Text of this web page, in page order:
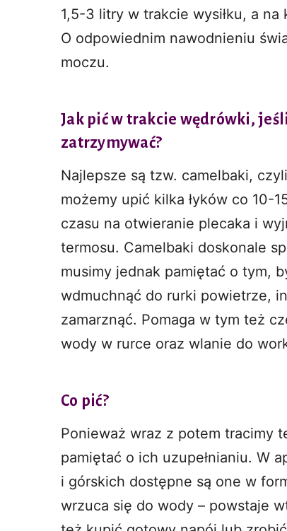
1,5-3 litry w trakcie wysiłku, a na
O odpowiednim nawodnieniu
moczu.
Jak pić w trakcie wędrówki,
zatrzymywać?
Najlepsze są tzw. camelbaki,
możemy upić kilka łyków co 10-
czasu na otwieranie plecaka i
termosu. Camelbaki doskonale
musimy jednak pamiętać o tym,
wdmuchnąć do rurki powietrze,
zamarznąć. Pomaga w tym też
wody w rurce oraz wlanie do
Co pić?
Ponieważ wraz z potem tracimy
pamiętać o ich uzupełnianiu. W
i górskich dostępne są one w
wrzuca się do wody – powstaje